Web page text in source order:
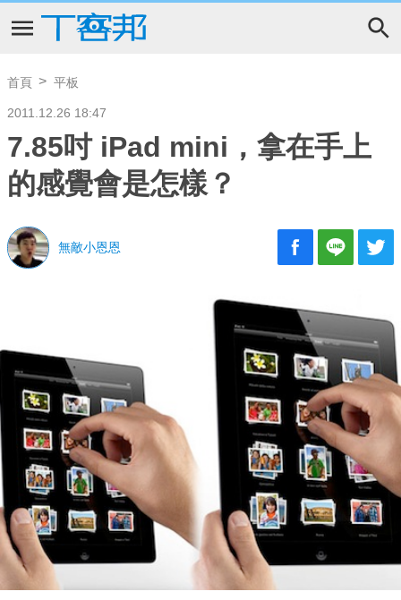
首頁 平板
2011.12.26 18:47
7.85吋 iPad mini，拿在手上
的感覺會是怎樣？
無敵小恩恩